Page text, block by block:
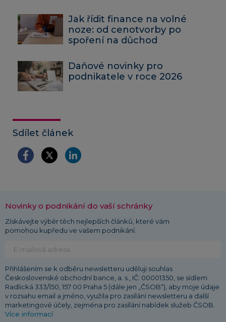
Jak řídit finance na volné
noze: od cenotvorby po
spoření na důchod
Daňové novinky pro
podnikatele v roce 2026
Sdílet článek
Novinky o podnikání do vaší schránky
Získávejte výběr těch nejlepších článků, které vám
pomohou kupředu ve vašem podnikání.
Přihlášením se k odběru newsletteru uděluji souhlas
Československé obchodní bance, a. s., IČ: 00001350, se sídlem
Radlická 333/150, 157 00 Praha 5 (dále jen „ČSOB“), aby moje údaje
v rozsahu email a jméno, využila pro zasílání newsletteru a další
marketingové účely, zejména pro zasílání nabídek služeb ČSOB.
Více informací